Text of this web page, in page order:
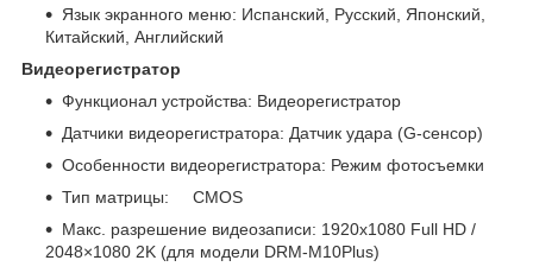
Язык экранного меню: Испанский, Русский, Японский,
Китайский, Английский
Видеорегистратор
Функционал устройства: Видеорегистратор
Датчики видеорегистратора: Датчик удара (G-сенсор)
Особенности видеорегистратора: Режим фотосъемки
Тип матрицы: CMOS
Макс. разрешение видеозаписи: 1920x1080 Full HD /
2048×1080 2K (для модели DRM-M10Plus)